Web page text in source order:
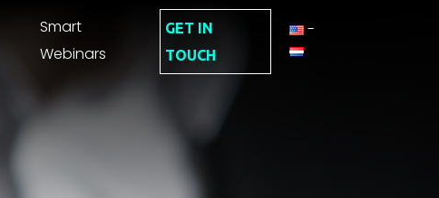
Smart
Webinars
GET IN
TOUCH
-